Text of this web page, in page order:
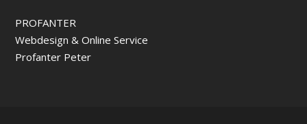
PROFANTER
Webdesign & Online Service
Profanter Peter